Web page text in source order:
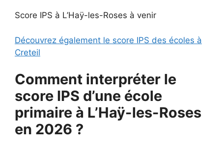
Score IPS à L’Haÿ-les-Roses à venir
Découvrez également le score IPS des écoles à
Creteil
Comment interpréter le
score IPS d’une école
primaire à L’Haÿ-les-Roses
en 2026 ?